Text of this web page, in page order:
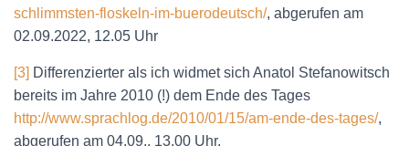
schlimmsten-floskeln-im-buerodeutsch/, abgerufen am
02.09.2022, 12.05 Uhr
[3] Differenzierter als ich widmet sich Anatol Stefanowitsch
bereits im Jahre 2010 (!) dem Ende des Tages
http://www.sprachlog.de/2010/01/15/am-ende-des-tages/,
abgerufen am 04.09., 13.00 Uhr.